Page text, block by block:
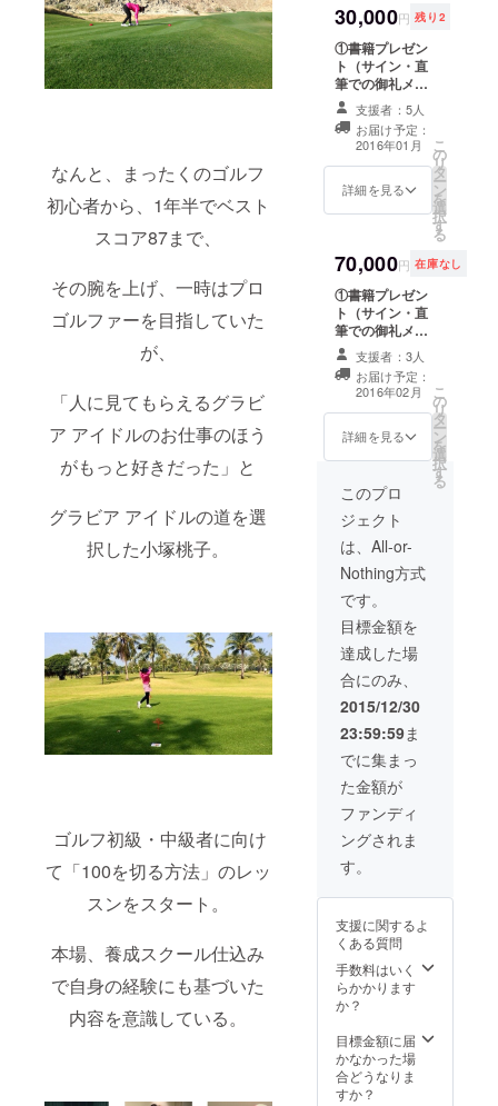
なんと、まったくのゴルフ
初心者から、1年半でベスト
スコア87まで、
その腕を上げ、一時はプロ
ゴルファーを目指していた
が、
「人に見てもらえるグラビ
ア アイドルのお仕事のほう
がもっと好きだった」と
グラビア アイドルの道を選
択した小塚桃子。
ゴルフ初級・中級者に向け
て「100を切る方法」のレッ
スンをスタート。
本場、養成スクール仕込み
で自身の経験にも基づいた
内容を意識している。
でご支援者様と
して、最終ペー
ジにご支援者様
のニックネーム
（クレジット）
を小塚桃子の直
筆で入れさせて
頂きます
③2shotチェキ
下し生写真（3
枚） ⑤撮影タイ
カメラ：可・デ
ジタルカメラ：
可・携帯カメ
ラ：不可 ⑥イベ
ント会場での限
定パン屋さん
（小塚桃子の手
作りです） ⑦ボ
イスメッセージ
マートフォン）
⑧ご支援者様の
メッセージ ※イ
ベントにご参加
できない場合に
関して、③・
⑤・⑥・⑦・⑧
の特典をこれま
での「グラビア
撮り下し画像」
「自撮り画像
（秘蔵）」を
（計100点）
データ（パッ
ケージ化したも
の）にてプレゼ
ントに変更させ
て頂きます（郵
送になります）
30,000円 残り2
①書籍プレゼン
ト（サイン・直
筆での御礼メッ
セージ付き） ②
小塚桃子が書籍
に直筆でご支援
者様として、最
終ページにご支
援者様のニック
れさせて頂きま
キ（３枚） ④撮
り下し生写真（5
枚） ⑤撮影タイ
ム（私服・水
着）・フィルム
カメラ：可・デ
ジタルカメラ：
ラ：不可 ⑥イベ
ント会場での限
（小塚桃子の手
れまでのグラビ
ア撮り下し画
像、自撮り画像
（秘蔵）を（計
150点）データ
にてプレゼント
⑧イベント風
景・オリジナル
動画をプレゼン
ト（後日、郵送
致します） ⑨ボ
イスメッセージ
（携帯電話・ス
マートフォン）
⑩私物プレゼン
ト
支援者：5人
お届け予定：
2016年01月
詳細を見る
こ
の
リ
タ
ー
ン
を
選
択
す
る
70,000円 在庫なし
①書籍プレゼン
ト（サイン・直
筆での御礼メッ
セージ付き） ②
小塚桃子が書籍
に直筆でご支援
者様として、最
終ページにご支
援者様のニック
桃子の直筆で入
れさせて頂きま
す ③2shotチェ
キ（5枚） ④撮
り下し生写真
（10枚） ⑤撮影
タイム（私服・
水着）・フィル
ムカメラ：可・
デジタルカメ
ラ：可・携帯カ
メラ：不可 ⑥イ
ベント会場での
（小塚桃子の手
作りです） ⑦こ
れまでのグラビ
ア撮り下し画
像、自撮り画像
（秘蔵）を（計
200点）データ
にてプレゼント
⑧イベント風
景・オリジナル
動画をプレゼン
ト（後日、郵送
致します） ⑨ボ
イスメッセージ
（携帯電話・ス
マートフォン）
ト ⑪手作りお弁
当のプレゼント
⑫イベント開始
前のマスコミ取
支援者：3人
お届け予定：
2016年02月
詳細を見る
こ
の
リ
タ
ー
ン
を
選
択
す
る
このプロ
ジェクト
は、All-or-
Nothing方式
です。
目標金額を
達成した場
合にのみ、
2015/12/30
23:59:59ま
でに集まっ
た金額が
ファンディ
ングされま
す。
支援に関するよ
くある質問
手数料はいく
らかかります
か？
目標金額に届
かなかった場
合どうなりま
すか？